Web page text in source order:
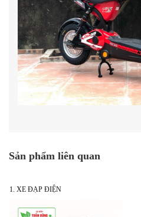
Sản phẩm liên quan
1. XE ĐẠP ĐIỆN